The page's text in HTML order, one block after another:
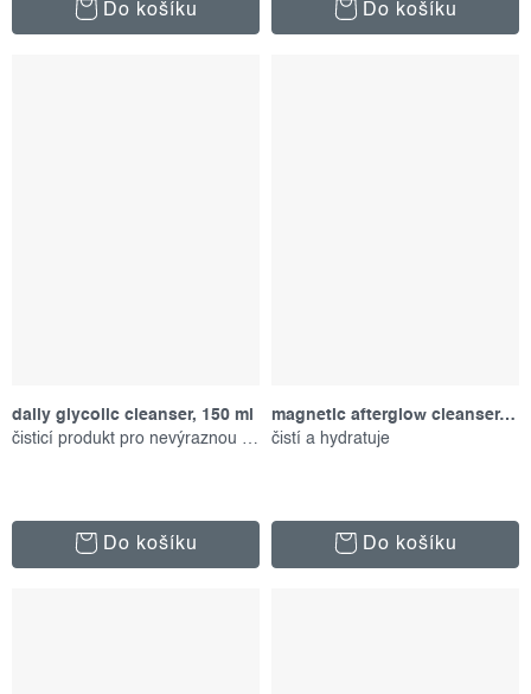
Do košíku Do košíku
daily glycolic cleanser, 150 ml
čisticí produkt pro nevýraznou pleť
Do košíku
magnetic afterglow cleanser, 150 ml
čistí a hydratuje
Do košíku